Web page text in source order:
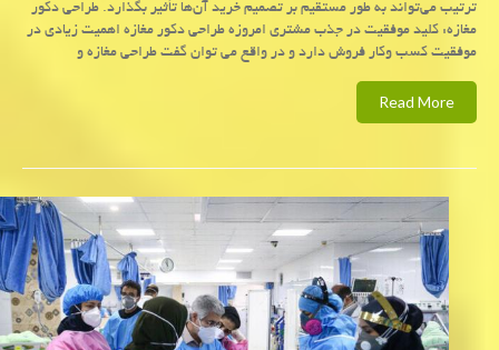
ترتیب می‌تواند به طور مستقیم بر تصمیم خرید آن‌ها تأثیر بگذارد. طراحی دکور
مغازه: کلید موفقیت در جذب مشتری امروزه طراحی دکور مغازه اهمیت زیادی در
موفقیت کسب وکار فروش دارد و در واقع می توان گفت طراحی مغازه و
Read More